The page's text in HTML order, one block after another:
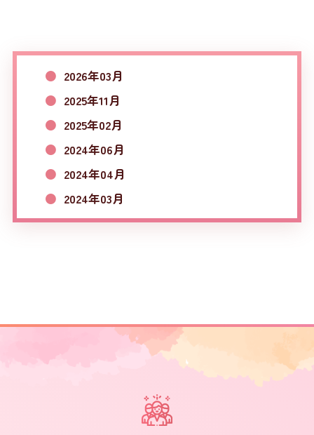
2026年03月
2025年11月
2025年02月
2024年06月
2024年04月
2024年03月